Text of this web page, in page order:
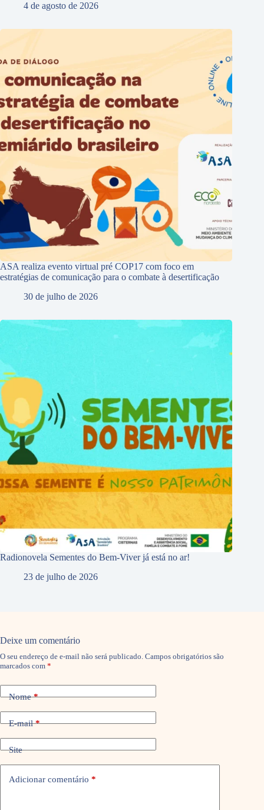
4 de agosto de 2026
ASA realiza evento virtual pré COP17 com foco em
estratégias de comunicação para o combate à desertificação
30 de julho de 2026
Radionovela Sementes do Bem-Viver já está no ar!
23 de julho de 2026
Deixe um comentário
O seu endereço de e-mail não será publicado. Campos obrigatórios são
marcados com *
Nome*
E-mail*
Site
Adicionar comentário *